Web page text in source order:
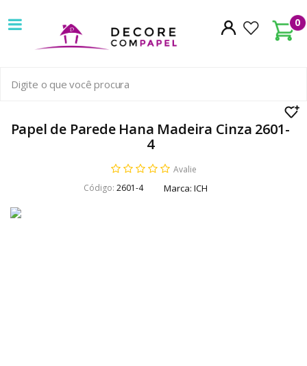
0
Decore
com
papel
pioneira
venda
Papel de Parede Hana Madeira Cinza 2601-
4
Avalie
Código: 2601-4 Marca: ICH